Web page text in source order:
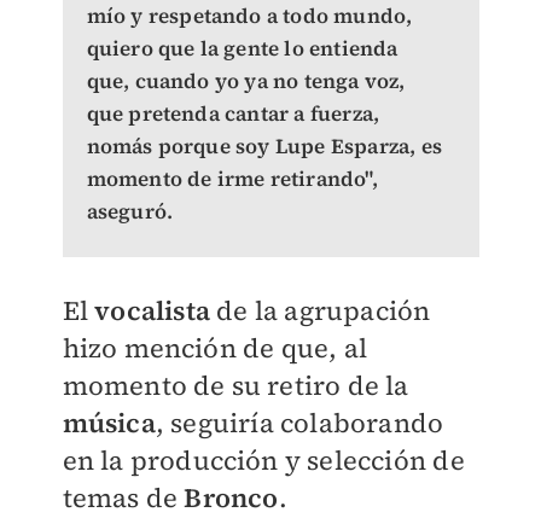
mío y respetando a todo mundo,
quiero que la gente lo entienda
que, cuando yo ya no tenga voz,
que pretenda cantar a fuerza,
nomás porque soy Lupe Esparza, es
momento de irme retirando",
aseguró.
Elvocalista de la agrupación
hizo mención de que, al
momento de su retiro de la
música, seguiría colaborando
en la producción y selección de
temas deBronco.